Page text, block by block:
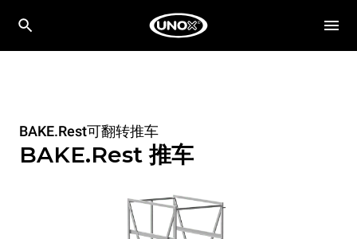
BAKE.Rest可翻转推车
BAKE.Rest 推车